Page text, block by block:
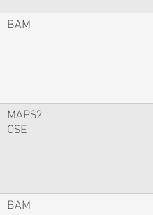
BAM
MAPS2
OSE
BAM